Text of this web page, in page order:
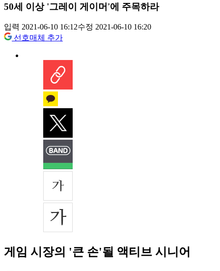
50세 이상 '그레이 게이머'에 주목하라
입력 2021-06-10 16:12수정 2021-06-10 16:20
선호매체 추가
게임 시장의 '큰 손'될 액티브 시니어